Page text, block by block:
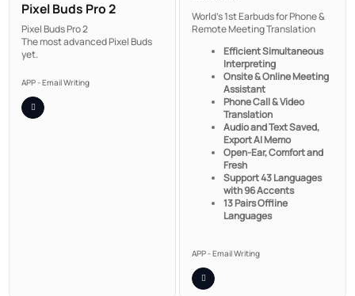
Pixel Buds Pro 2
Pixel Buds Pro 2
The most advanced Pixel Buds
yet.
APP - Email Writing
World's 1st Earbuds for Phone &
Remote Meeting Translation
Efficient Simultaneous
Interpreting
Onsite & Online Meeting
Assistant
Phone Call & Video
Translation
Audio and Text Saved,
Export AI Memo
Open-Ear, Comfort and
Fresh
Support 43 Languages
with 96 Accents
13 Pairs Offline
Languages
APP - Email Writing